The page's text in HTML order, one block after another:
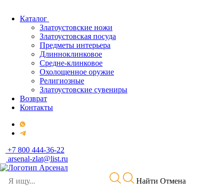
Каталог
Златоустовские ножи
Златоустовская посуда
Предметы интерьера
Длинноклинковое
Средне-клинковое
Охолощенное оружие
Религиозные
Златоустовские сувениры
Возврат
Контакты
+7 800 444-36-22
arsenal-zlat@list.ru
Найти Отмена